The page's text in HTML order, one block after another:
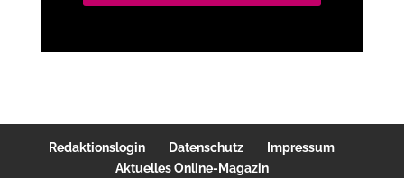
Redaktionslogin Datenschutz
Impressum
Aktuelles Online-Magazin